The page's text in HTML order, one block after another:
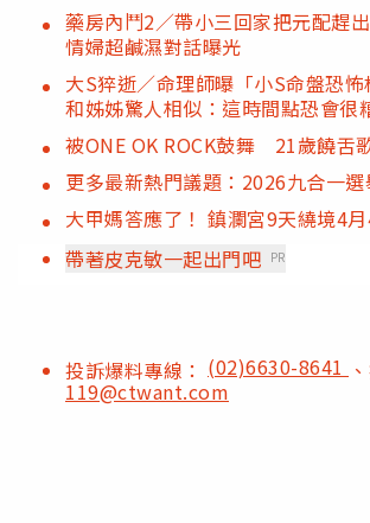
藥房內鬥2／帶小三回家把元配趕
情婦超鹹濕對話曝光
大S猝逝／命理師曝「小S命盤恐
和姊姊驚人相似：這時間點恐會很
被ONE OK ROCK鼓舞 21歲饒舌
更多最新熱門議題：2026九合一選
大甲媽答應了！ 鎮瀾宮9天繞境4
帶著皮克敏一起出門吧 PR
投訴爆料專線： (02)6630-8641
119@ctwant.com